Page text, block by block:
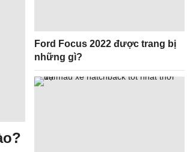
Ford Focus 2022 được trang bị
những gì?